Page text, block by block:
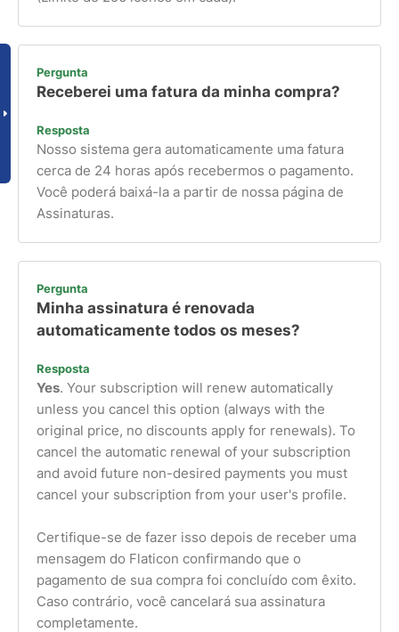
Pergunta
Receberei uma fatura da minha compra?
Resposta
Nosso sistema gera automaticamente uma fatura
cerca de 24 horas após recebermos o pagamento.
Você poderá baixá-la a partir de nossa página de
Assinaturas.
Pergunta
Minha assinatura é renovada
automaticamente todos os meses?
Resposta
Yes. Your subscription will renew automatically
unless you cancel this option (always with the
original price, no discounts apply for renewals). To
cancel the automatic renewal of your subscription
and avoid future non-desired payments you must
cancel your subscription from your user's profile.
Certifique-se de fazer isso depois de receber uma
mensagem do Flaticon confirmando que o
pagamento de sua compra foi concluído com êxito.
Caso contrário, você cancelará sua assinatura
completamente.